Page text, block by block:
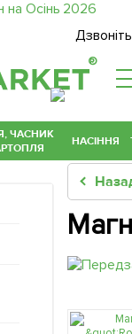
®
ЧАСНИК
НАСІННЯ